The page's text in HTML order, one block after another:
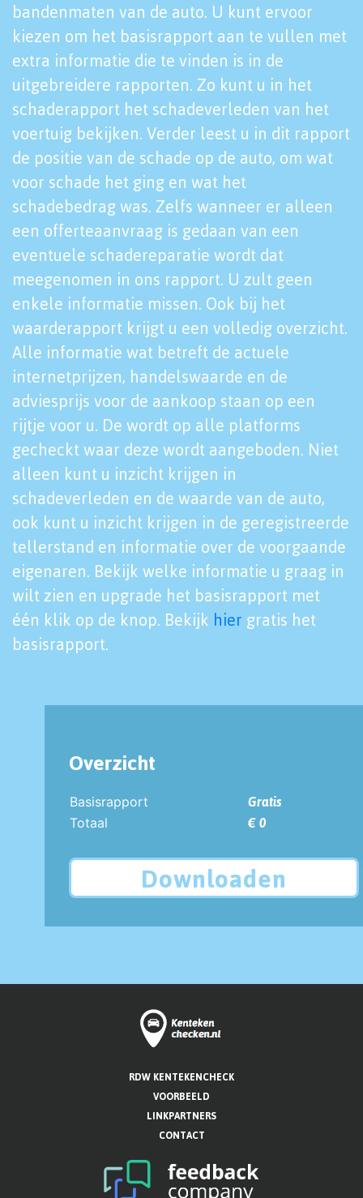
bandenmaten van de auto. U kunt ervoor
kiezen om het basisrapport aan te vullen met
extra informatie die te vinden is in de
uitgebreidere rapporten. Zo kunt u in het
schaderapport het schadeverleden van het
voertuig bekijken. Verder leest u in dit rapport
de positie van de schade op de auto, om wat
voor schade het ging en wat het
schadebedrag was. Zelfs wanneer er alleen
een offerteaanvraag is gedaan van een
eventuele schadereparatie wordt dat
meegenomen in ons rapport. U zult geen
enkele informatie missen. Ook bij het
waarderapport krijgt u een volledig overzicht.
Alle informatie wat betreft de actuele
internetprijzen, handelswaarde en de
adviesprijs voor de aankoop staan op een
rijtje voor u. De wordt op alle platforms
gecheckt waar deze wordt aangeboden. Niet
alleen kunt u inzicht krijgen in
schadeverleden en de waarde van de auto,
ook kunt u inzicht krijgen in de geregistreerde
tellerstand en informatie over de voorgaande
eigenaren. Bekijk welke informatie u graag in
wilt zien en upgrade het basisrapport met
één klik op de knop. Bekijk hier gratis het
basisrapport.
Overzicht
Basisrapport
Gratis
Totaal
€ 0
Downloaden
RDW KENTEKENCHECK
VOORBEELD
LINKPARTNERS
CONTACT